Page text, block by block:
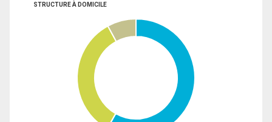
STRUCTURE À DOMICILE